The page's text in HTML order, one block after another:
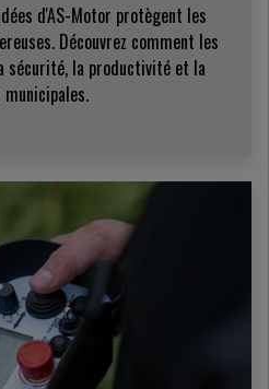
d'AS-Motor protègent les
Découvrez comment les
sécurité, la productivité et la